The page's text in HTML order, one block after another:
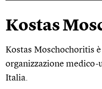
Kostas
Kostas Moschochoritis
organizzazione
Italia.